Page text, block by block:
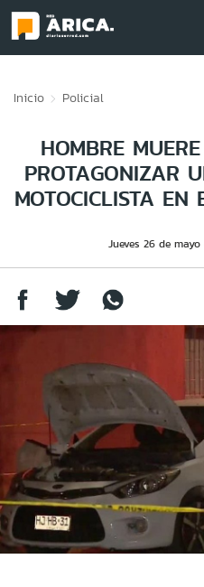
Inicio Policial
HOMBRE
PROTAGONIZAR
MOTOCICLISTA EN
Jueves 26 de